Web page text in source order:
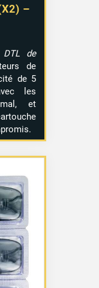
–
de
de
de 5
les
et